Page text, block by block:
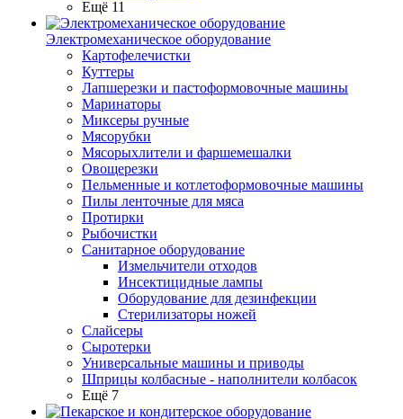
Ещё 11
Электромеханическое оборудование
Картофелечистки
Куттеры
Лапшерезки и пастоформовочные машины
Маринаторы
Миксеры ручные
Мясорубки
Мясорыхлители и фаршемешалки
Овощерезки
Пельменные и котлетоформовочные машины
Пилы ленточные для мяса
Протирки
Рыбочистки
Санитарное оборудование
Измельчители отходов
Инсектицидные лампы
Оборудование для дезинфекции
Стерилизаторы ножей
Слайсеры
Сыротерки
Универсальные машины и приводы
Шприцы колбасные - наполнители колбасок
Ещё 7